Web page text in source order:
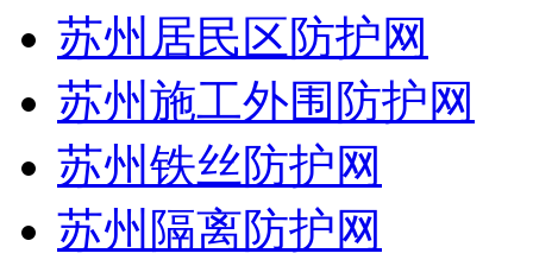
苏州居民区防护网
苏州施工外围防护网
苏州铁丝防护网
苏州隔离防护网